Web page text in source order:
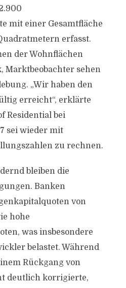
mit einer Gesamtfläche
erfasst.
der Wohnflächen
Marktbeobachter sehen
„Wir haben den
erreicht“, erklärte
Residential bei
sei wieder mit
zu rechnen.
bleiben die
Banken
von
hohe
was insbesondere
belastet. Während
Rückgang von
deutlich korrigierte,